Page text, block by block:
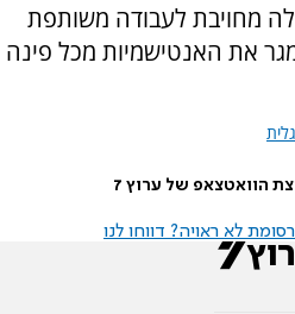
מחויבת לעבודה משותפת
את האנטישמיות מכל פינה
הוואטצאפ של ערוץ 7
לא ראויה? דווחו לנו